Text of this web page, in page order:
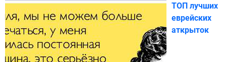
ТОП лучших
еврейских
аткрыток